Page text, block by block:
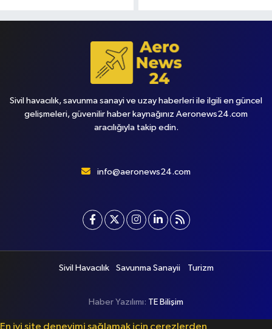
Sivil havacılık, savunma sanayi ve uzay haberleri ile ilgili en güncel
gelişmeleri, güvenilir haber kaynağınız Aeronews24.com
aracılığıyla takip edin.
info@aeronews24.com
Sivil Havacılık Savunma Sanayii Turizm
Haber Yazılımı: TE Bilişim
En iyi site deneyimi sağlamak için çerezlerden